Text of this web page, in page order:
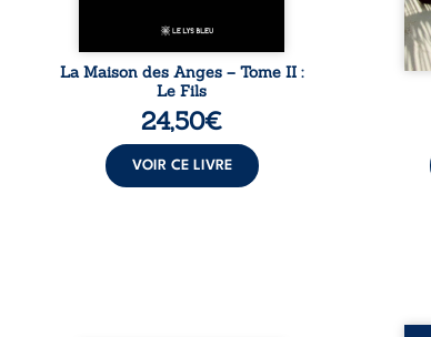
La Maison des Anges – Tome II :
Le Fils
24,50€
VOIR CE LIVRE